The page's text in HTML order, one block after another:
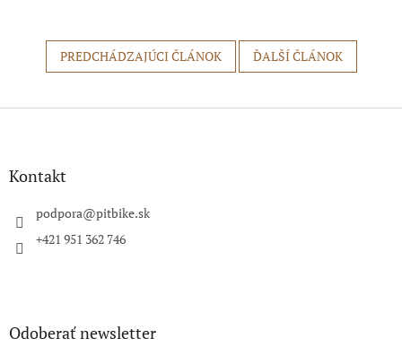
PREDCHÁDZAJÚCI ČLÁNOK ĎALŠÍ ČLÁNOK
Z
Kontakt
podpora@pitbike.sk
+421 951 362 746
Odoberať newsletter